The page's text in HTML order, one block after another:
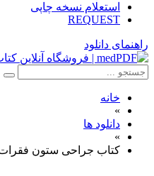
استعلام نسخه چاپی
REQUEST
راهنمای دانلود
خانه
»
دانلود ها
»
کتاب جراحی ستون